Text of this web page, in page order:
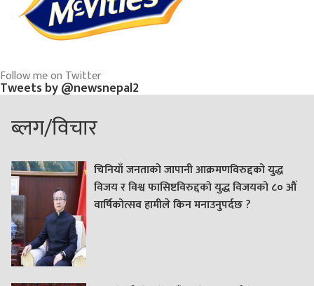
Follow me on Twitter
Tweets by @newsnepal2
ब्लग/विचार
चिनियाँ जनताको जापानी आक्रमणविरुद्दको युद्ध
विजय र विश्व फासिष्टविरुद्दको युद्ध विजयको ८० औं
वार्षिकोत्सव हामीले किन मनाउनुपर्दछ ?